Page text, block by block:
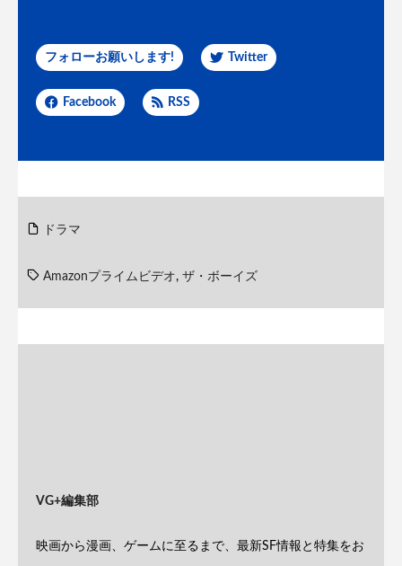
フォローお願いします! Twitter
Facebook RSS
ドラマ
Amazonプライムビデオ, ザ・ボーイズ
VG+編集部
映画から漫画、ゲームに至るまで、最新SF情報と特集をお